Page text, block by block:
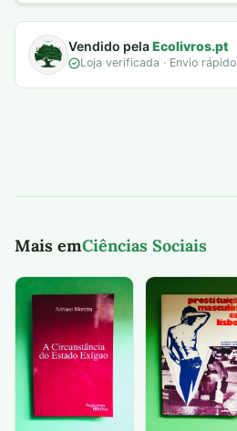
Vendido pelaEcolivros.pt
Loja verificada · Envio rápido
Mais emCiências Sociais